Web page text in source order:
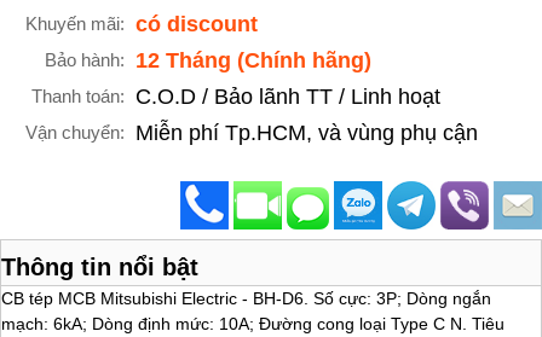
Khuyến mãi: có discount
Bảo hành: 12 Tháng (Chính hãng)
Thanh toán: C.O.D / Bảo lãnh TT / Linh hoạt
Vận chuyển: Miễn phí Tp.HCM, và vùng phụ cận
Thông tin nổi bật
CB tép MCB Mitsubishi Electric - BH-D6. Số cực: 3P; Dòng ngắn
mạch: 6kA; Dòng định mức: 10A; Đường cong loại Type C N. Tiêu